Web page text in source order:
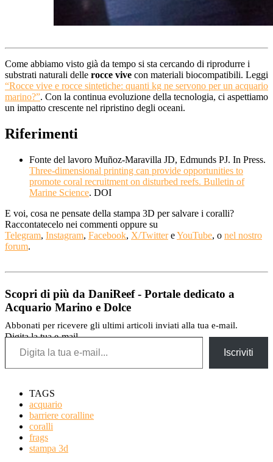
Come abbiamo visto già da tempo si sta cercando di riprodurre i
substrati naturali delle rocce vive con materiali biocompatibili. Leggi
“Rocce vive e rocce sintetiche: quanti kg ne servono per un acquario
marino?”. Con la continua evoluzione della tecnologia, ci aspettiamo
un impatto crescente nel ripristino degli oceani.
Riferimenti
Fonte del lavoro Muñoz-Maravilla JD, Edmunds PJ. In Press.
Three-dimensional printing can provide opportunities to
promote coral recruitment on disturbed reefs. Bulletin of
Marine Science. DOI
E voi, cosa ne pensate della stampa 3D per salvare i coralli?
Raccontatecelo nei commenti oppure su
Telegram, Instagram, Facebook, X/TwittereYouTube, o nel nostro
forum.
Scopri di più da DaniReef - Portale dedicato a
Acquario Marino e Dolce
Abbonati per ricevere gli ultimi articoli inviati alla tua e-mail.
Digita la tua e-mail...
Iscriviti
TAGS
acquario
barriere coralline
coralli
frags
stampa 3d